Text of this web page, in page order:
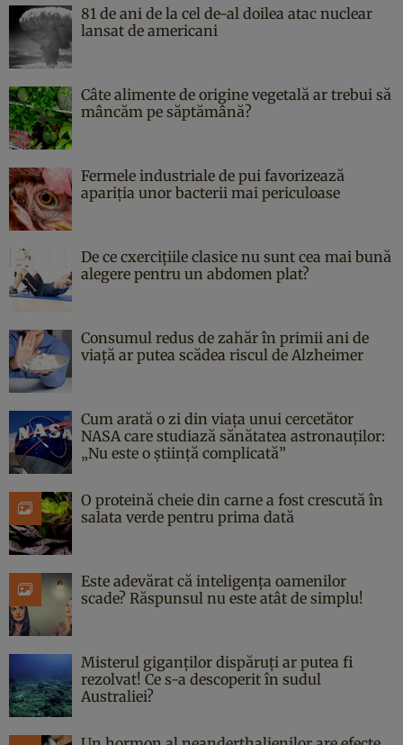
81 de ani de la cel de-al doilea atac nuclear
lansat de americani
Câte alimente de origine vegetală ar trebui să
mâncăm pe săptămână?
Fermele industriale de pui favorizează
apariția unor bacterii mai periculoase
De ce cxercițiile clasice nu sunt cea mai bună
alegere pentru un abdomen plat?
Consumul redus de zahăr în primii ani de
viață ar putea scădea riscul de Alzheimer
Cum arată o zi din viața unui cercetător
NASA care studiază sănătatea astronauților:
„Nu este o știință complicată”
O proteină cheie din carne a fost crescută în
salata verde pentru prima dată
Este adevărat că inteligența oamenilor
scade? Răspunsul nu este atât de simplu!
Misterul giganților dispăruți ar putea fi
rezolvat! Ce s-a descoperit în sudul
Australiei?